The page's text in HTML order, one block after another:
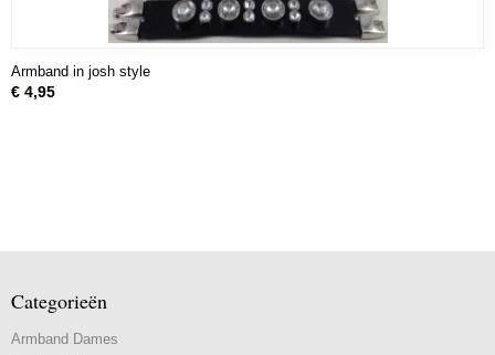
Armband in josh style
€ 4,95
Categorieën
Armband Dames